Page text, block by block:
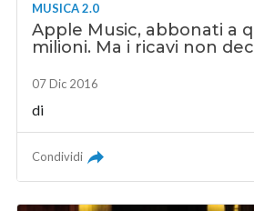
MUSICA 2.0
Apple Music, abbonati a
milioni. Ma i ricavi non
07 Dic 2016
di
Condividi